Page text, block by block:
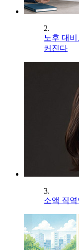
2.
노후 대
커진다
3.
소액 직